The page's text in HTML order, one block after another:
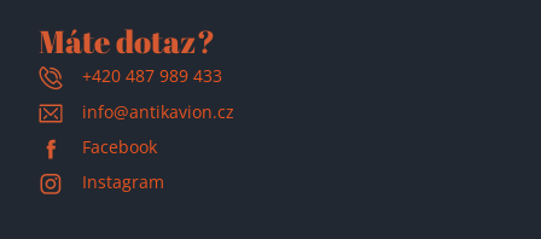
Máte dotaz?
+420 487 989 433
info@antikavion.cz
Facebook
Instagram